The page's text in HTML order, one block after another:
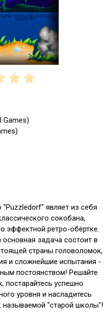
Games)
являет из себя
сокобана,
эффектной ретро-обёртке.
задача состоит в
страны головоломок,
и сложнейшие испытания -
постоянством! Решайте
постарайтесь успешно
уровня и насладитесь
называемой "старой школы"!